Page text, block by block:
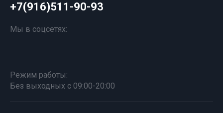
+7(916)511-90-93
Мы в соцсетях:
Режим работы:
Без выходных с 09:00-20:00